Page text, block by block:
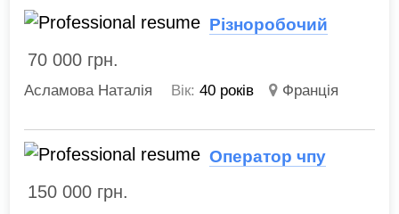
Різноробочий
70 000 грн.
Асламова Наталія Вік: 40 років Франція
Оператор чпу
150 000 грн.